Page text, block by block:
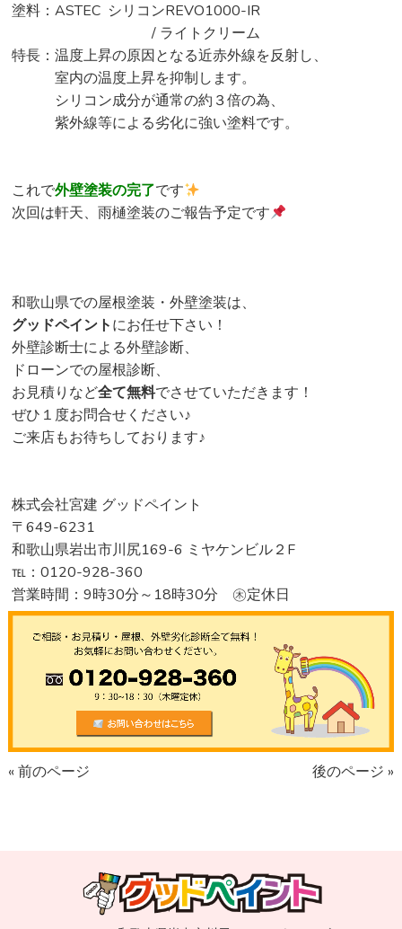
塗料：ASTEC シリコンREVO1000-IR
/ ライトクリーム
特長：温度上昇の原因となる近赤外線を反射し、
室内の温度上昇を抑制します。
シリコン成分が通常の約３倍の為、
紫外線等による劣化に強い塗料です。
これで外壁塗装の完了です
次回は軒天、雨樋塗装のご報告予定です
和歌山県での屋根塗装・外壁塗装は、
グッドペイントにお任せ下さい！
外壁診断士による外壁診断、
ドローンでの屋根診断、
お見積りなど全て無料でさせていただきます！
ぜひ１度お問合せください♪
ご来店もお待ちしております♪
株式会社宮建 グッドペイント
〒649-6231
和歌山県岩出市川尻169-6 ミヤケンビル２F
℡：0120-928-360
営業時間：9時30分～18時30分 ㊍定休日
« 前のページ 後のページ »